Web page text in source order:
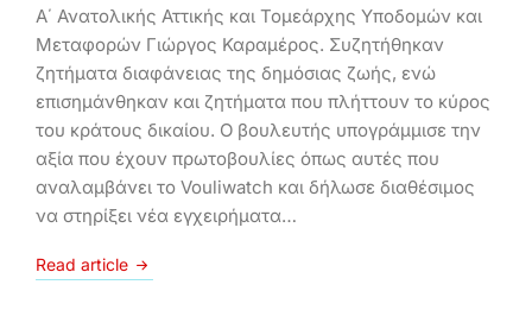
Α΄ Ανατολικής Αττικής και Τομεάρχης Υποδομών και
Μεταφορών Γιώργος Καραμέρος. Συζητήθηκαν
ζητήματα διαφάνειας της δημόσιας ζωής, ενώ
επισημάνθηκαν και ζητήματα που πλήττουν το κύρος
του κράτους δικαίου. Ο βουλευτής υπογράμμισε την
αξία που έχουν πρωτοβουλίες όπως αυτές που
αναλαμβάνει το Vouliwatch και δήλωσε διαθέσιμος
να στηρίξει νέα εγχειρήματα…
Read article